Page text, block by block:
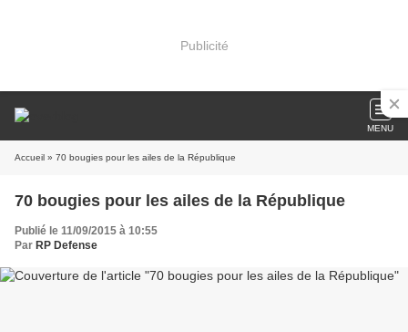
Publicité
MENU
Accueil » 70 bougies pour les ailes de la République
70 bougies pour les ailes de la République
Publié le 11/09/2015 à 10:55
Par RP Defense